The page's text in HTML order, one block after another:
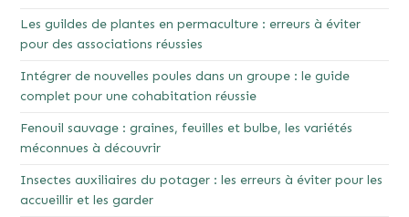
Les guildes de plantes en permaculture : erreurs à éviter
pour des associations réussies
Intégrer de nouvelles poules dans un groupe : le guide
complet pour une cohabitation réussie
Fenouil sauvage : graines, feuilles et bulbe, les variétés
méconnues à découvrir
Insectes auxiliaires du potager : les erreurs à éviter pour les
accueillir et les garder